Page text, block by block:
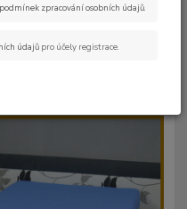
-
podmínek zpracování osobních údajů.
údajů pro účely registrace.